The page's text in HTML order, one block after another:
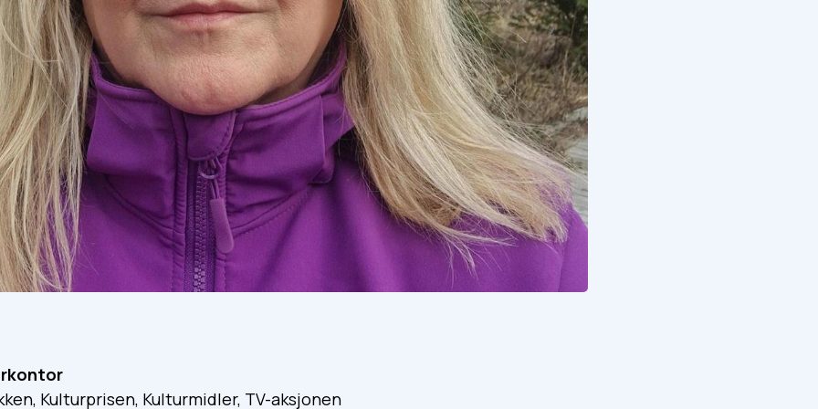
Kulturprisen, Kulturmidler, TV-aksjonen